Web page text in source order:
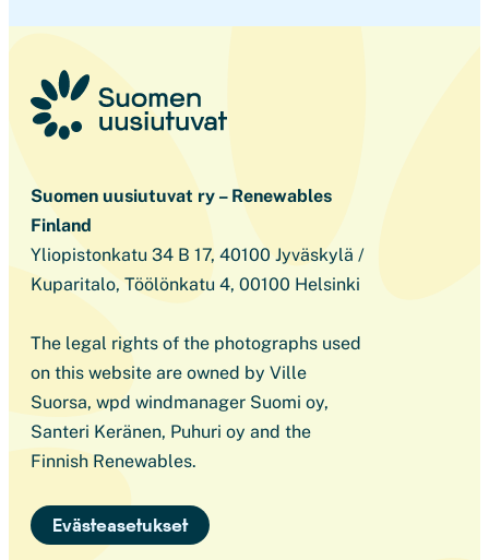
Suomen uusiutuvat ry – Renewables
Finland
Yliopistonkatu 34 B 17, 40100 Jyväskylä /
Kuparitalo, Töölönkatu 4, 00100 Helsinki
The legal rights of the photographs used
on this website are owned by Ville
Suorsa, wpd windmanager Suomi oy,
Santeri Keränen, Puhuri oy and the
Finnish Renewables.
Evästeasetukset